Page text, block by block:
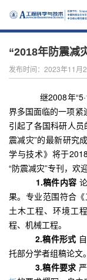
“2018年防震减
发布时间：2023年11月
继2008年“5·
界多国面临的一项紧
引起了各国科研人
震减灾”的最新研究
学与技术》将于2018
“防震减灾”专刊， 欢
1.稿件内容
果。专业范围符合
土木工程、环境工
程、机械工程。
2.稿件形式
托部分学者组稿论文。
3.稿件要求